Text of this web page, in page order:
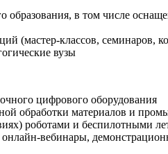
образования, в том числе
(мастер-классов, семинаров,
вузы
цифрового оборудования
обработки материалов и
роботами и беспилотными
онлайн-вебинары,